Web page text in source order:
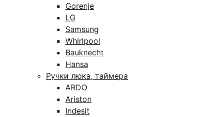
Gorenje
LG
Samsung
Whirlpool
Bauknecht
Hansa
Ручки люка, таймера
ARDO
Ariston
Indesit